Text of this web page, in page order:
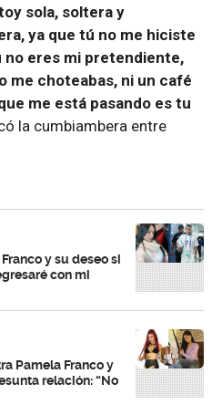
sola, soltera y
ya que tú no me hiciste
no eres mi pretendiente,
me choteabas, ni un café
me está pasando es tu
la cumbiambera entre
y su deseo si
con mi
Pamela Franco y
relación: “No